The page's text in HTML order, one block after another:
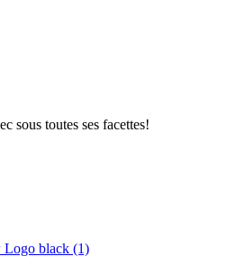
sous toutes ses facettes!